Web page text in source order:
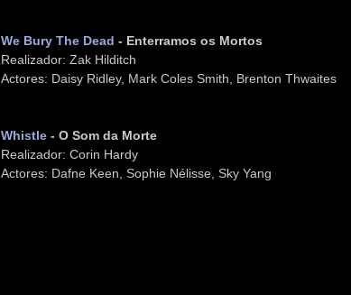
We Bury The Dead - Enterramos os Mortos
Realizador: Zak Hilditch
Actores: Daisy Ridley, Mark Coles Smith, Brenton Thwaites
Whistle - O Som da Morte
Realizador: Corin Hardy
Actores: Dafne Keen, Sophie Nélisse, Sky Yang